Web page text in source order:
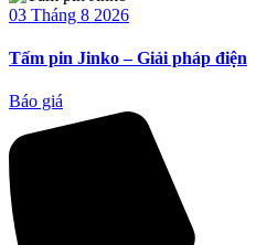
03 Tháng 8 2026
Tấm pin Jinko – Giải pháp điện
Báo giá